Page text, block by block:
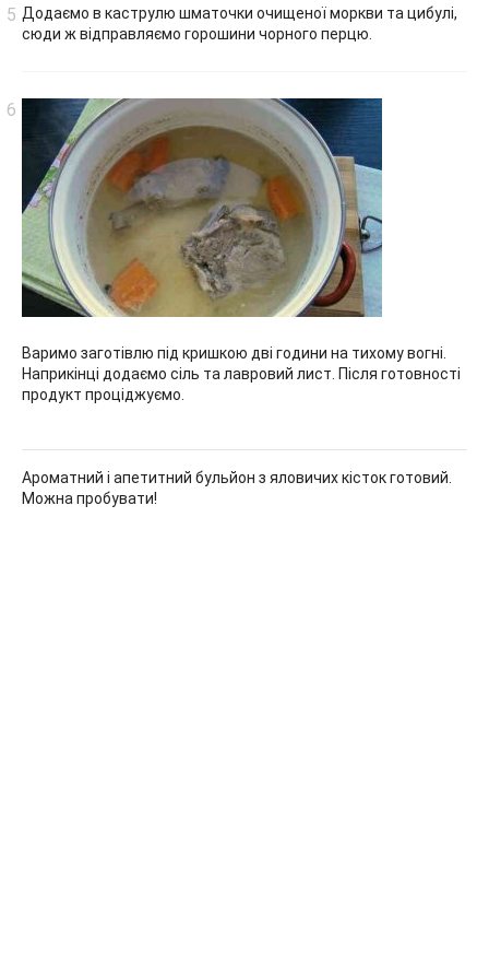
Додаємо в каструлю шматочки очищеної моркви та цибулі,
сюди ж відправляємо горошини чорного перцю.
Варимо заготівлю під кришкою дві години на тихому вогні.
Наприкінці додаємо сіль та лавровий лист. Після готовності
продукт проціджуємо.
Ароматний і апетитний бульйон з яловичих кісток готовий.
Можна пробувати!